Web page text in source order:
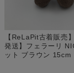
【ReLaPit古着販売
発送】フェラーリ
ット ブラウン 15cm